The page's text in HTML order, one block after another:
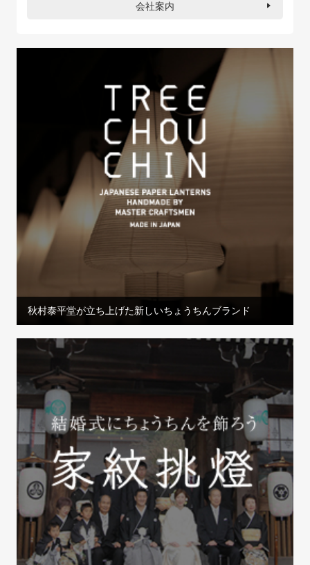
会社案内
秋村泰平堂が立ち上げた新しいちょうちんブランド